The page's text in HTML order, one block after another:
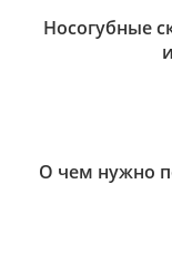
Носогубные
О чем нужно